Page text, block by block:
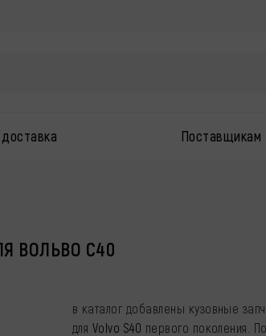
Поставщикам
ВОЛЬВО С40
в каталог добавлены кузовные
для Volvo S40 первого поколения.